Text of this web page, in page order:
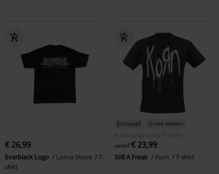
€ 26,99
Everblack Logo Lorna Shore
T-
shirt
Exclusief
Grote maten
Adviesprijs
vanaf € 24,99
vanaf€ 23,99
Still A Freak Korn T-shirt